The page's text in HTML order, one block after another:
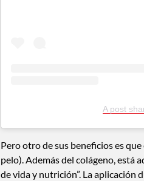
A post
Pero otro de sus beneficios es
pelo). Además del colágeno, está
de vida y nutrición”. La aplicación